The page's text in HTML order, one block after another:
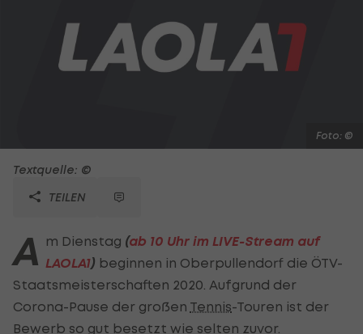
Foto: ©
Textquelle: ©
TEILEN
A m Dienstag (ab 10 Uhr im LIVE-Stream auf
LAOLA1) beginnen in Oberpullendorf die ÖTV-
Staatsmeisterschaften 2020. Aufgrund der
Corona-Pause der großen Tennis-Touren ist der
Bewerb so gut besetzt wie selten zuvor.